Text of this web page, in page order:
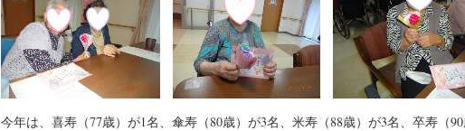
今年は、喜寿（77歳）が1名、傘寿（80歳）が3名、米寿（88歳）が3名、卒寿（90